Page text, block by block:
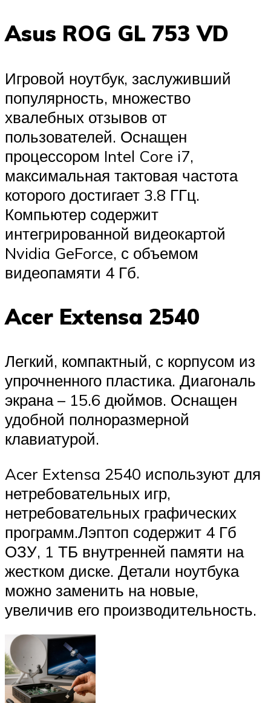
Asus ROG GL 753 VD
Игровой ноутбук, заслуживший
популярность, множество
хвалебных отзывов от
пользователей. Оснащен
процессором Intel Core i7,
максимальная тактовая частота
которого достигает 3.8 ГГц.
Компьютер содержит
интегрированной видеокартой
Nvidia GeForce, с объемом
видеопамяти 4 Гб.
Acer Extensa 2540
Легкий, компактный, с корпусом из
упрочненного пластика. Диагональ
экрана – 15.6 дюймов. Оснащен
удобной полноразмерной
клавиатурой.
Acer Extensa 2540 используют для
нетребовательных игр,
нетребовательных графических
программ.Лэптоп содержит 4 Гб
ОЗУ, 1 ТБ внутренней памяти на
жестком диске. Детали ноутбука
можно заменить на новые,
увеличив его производительность.